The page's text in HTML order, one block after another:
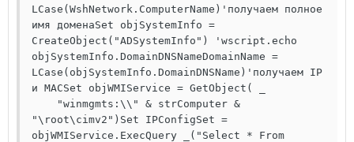
LCase(WshNetwork.ComputerName)'получаем полное
имя доменаSet objSystemInfo =
CreateObject("ADSystemInfo") 'wscript.echo
objSystemInfo.DomainDNSNameDomainName =
LCase(objSystemInfo.DomainDNSName)'получаем IP
и MACSet objWMIService = GetObject( _
"winmgmts:\\" & strComputer &
"\root\cimv2")Set IPConfigSet =
objWMIService.ExecQuery _("Select * From